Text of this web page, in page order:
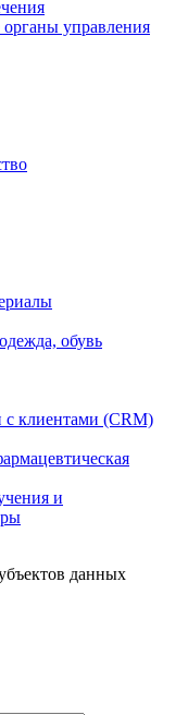
управления
обувь
клиентами (CRM)
и
данных